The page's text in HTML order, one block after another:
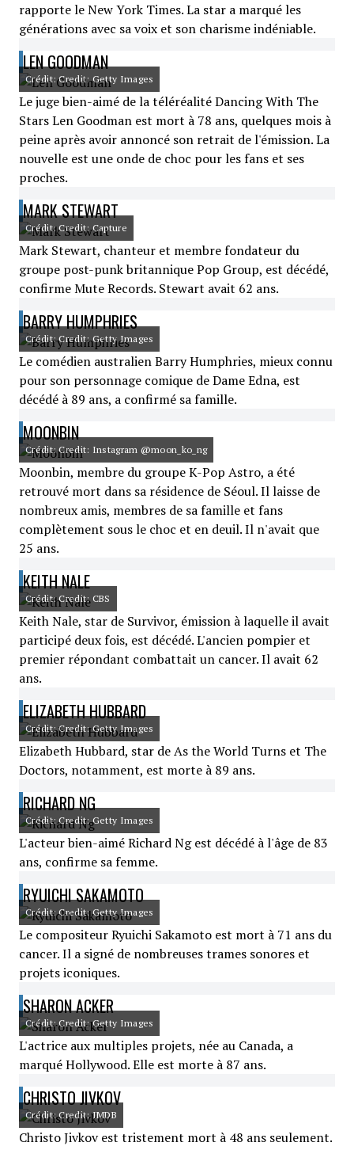
rapporte le New York Times. La star a marqué les
générations avec sa voix et son charisme indéniable.
LEN GOODMAN
Crédit: Credit: Getty Images
Le juge bien-aimé de la téléréalité Dancing With The
Stars Len Goodman est mort à 78 ans, quelques mois à
peine après avoir annoncé son retrait de l'émission. La
nouvelle est une onde de choc pour les fans et ses
proches.
MARK STEWART
Crédit: Credit: Capture
Mark Stewart, chanteur et membre fondateur du
groupe post-punk britannique Pop Group, est décédé,
confirme Mute Records. Stewart avait 62 ans.
BARRY HUMPHRIES
Crédit: Credit: Getty Images
Le comédien australien Barry Humphries, mieux connu
pour son personnage comique de Dame Edna, est
décédé à 89 ans, a confirmé sa famille.
MOONBIN
Crédit: Credit: Instagram @moon_ko_ng
Moonbin, membre du groupe K-Pop Astro, a été
retrouvé mort dans sa résidence de Séoul. Il laisse de
nombreux amis, membres de sa famille et fans
complètement sous le choc et en deuil. Il n'avait que
25 ans.
KEITH NALE
Crédit: Credit: CBS
Keith Nale, star de Survivor, émission à laquelle il avait
participé deux fois, est décédé. L'ancien pompier et
premier répondant combattait un cancer. Il avait 62
ans.
ELIZABETH HUBBARD
Crédit: Credit: Getty Images
Elizabeth Hubbard, star de As the World Turns et The
Doctors, notamment, est morte à 89 ans.
RICHARD NG
Crédit: Credit: Getty Images
L'acteur bien-aimé Richard Ng est décédé à l'âge de 83
ans, confirme sa femme.
RYUICHI SAKAMOTO
Crédit: Credit: Getty Images
Le compositeur Ryuichi Sakamoto est mort à 71 ans du
cancer. Il a signé de nombreuses trames sonores et
projets iconiques.
SHARON ACKER
Crédit: Credit: Getty Images
L'actrice aux multiples projets, née au Canada, a
marqué Hollywood. Elle est morte à 87 ans.
CHRISTO JIVKOV
Crédit: Credit: IMDB
Christo Jivkov est tristement mort à 48 ans seulement.